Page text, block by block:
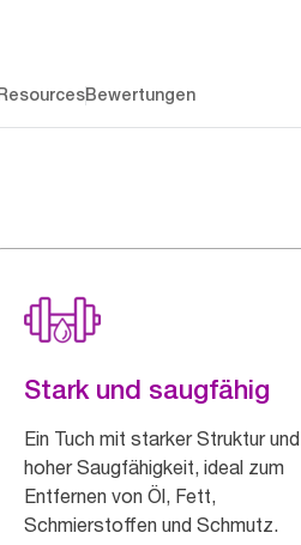
Bewertungen
Stark und saugfähig
Ein Tuch mit starker Struktur und
hoher Saugfähigkeit, ideal zum
Entfernen von Öl, Fett,
Schmierstoffen und Schmutz.